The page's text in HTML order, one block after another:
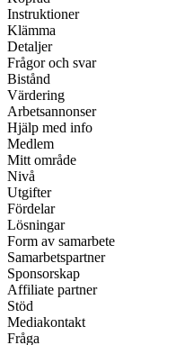
Instruktioner
Klämma
Detaljer
Frågor och svar
Bistånd
Värdering
Arbetsannonser
Hjälp med info
Medlem
Mitt område
Nivå
Utgifter
Fördelar
Lösningar
Form av samarbete
Samarbetspartner
Sponsorskap
Affiliate partner
Stöd
Mediakontakt
Fråga